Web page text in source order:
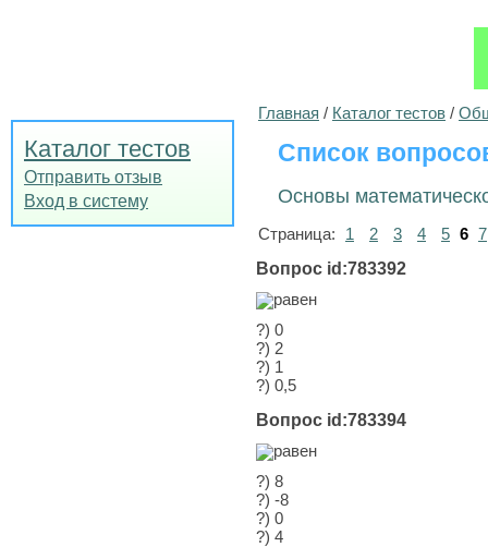
Каталог тестов
Отправить отзыв
Вход в систему
Главная / Каталог тестов /
Список
Основы
Страница: 1 2 3 4 5 6 7
Вопрос id:783392
равен
?) 0
?) 2
?) 1
?) 0,5
Вопрос id:783394
равен
?) 8
?) -8
?) 0
?) 4